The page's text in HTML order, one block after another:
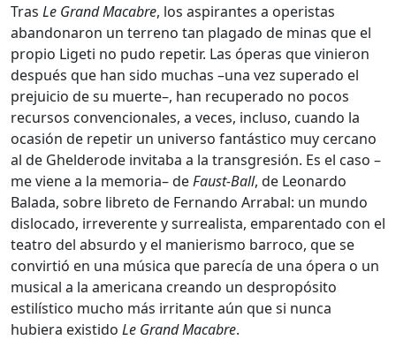
Tras Le Grand Macabre, los aspirantes a operistas
abandonaron un terreno tan plagado de minas que el
propio Ligeti no pudo repetir. Las óperas que vinieron
después que han sido muchas –una vez superado el
prejuicio de su muerte–, han recuperado no pocos
recursos convencionales, a veces, incluso, cuando la
ocasión de repetir un universo fantástico muy cercano
al de Ghelderode invitaba a la transgresión. Es el caso –
me viene a la memoria– deFaust-Ball, de Leonardo
Balada, sobre libreto de Fernando Arrabal: un mundo
dislocado, irreverente y surrealista, emparentado con el
teatro del absurdo y el manierismo barroco, que se
convirtió en una música que parecía de una ópera o un
musical a la americana creando un despropósito
estilístico mucho más irritante aún que si nunca
hubiera existido Le Grand Macabre.